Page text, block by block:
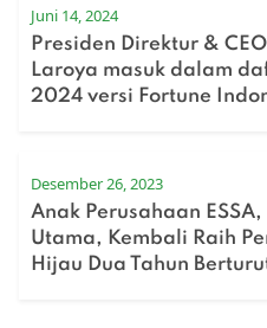
Juni 14, 2024
Presiden Direktur &
Laroya masuk dalam
2024 versi Fortune
Desember 26, 2023
Anak Perusahaan
Utama, Kembali Raih
Hijau Dua Tahun